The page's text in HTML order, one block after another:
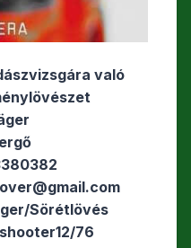
való
Sörétlövés
76